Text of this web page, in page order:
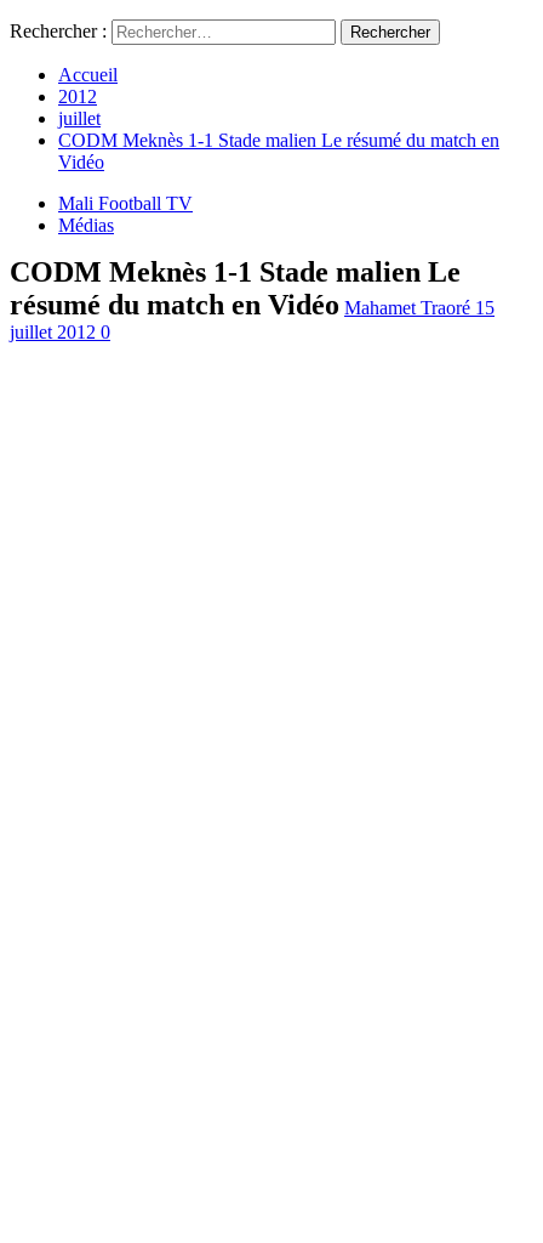
Rechercher :
Accueil
2012
juillet
CODM Meknès 1-1 Stade malien Le résumé du match en
Vidéo
Mali Football TV
Médias
CODM Meknès 1-1 Stade malien Le
résumé du match en Vidéo Mahamet Traoré 15
juillet 2012 0